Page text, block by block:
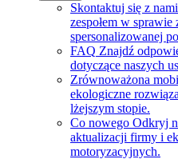
Skontaktuj się z nami
zespołem w
spersonalizowanej
FAQ Znajdź
dotyczące naszych
Zrównoważona
ekologiczne
lżejszym stopie.
Co nowego Odkryj
aktualizacji firmy i
motoryzacyjnych.